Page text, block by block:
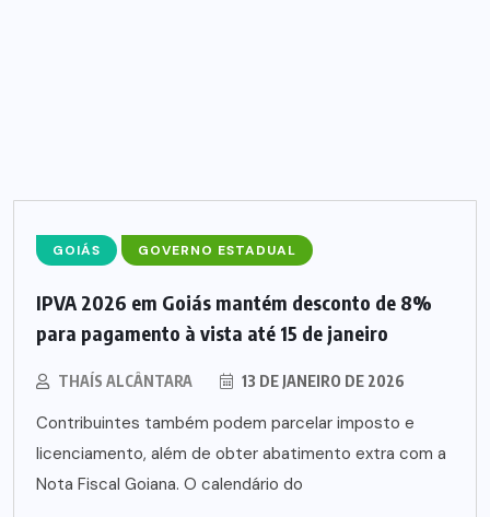
GOIÁS GOVERNO ESTADUAL
IPVA 2026 em Goiás mantém desconto de 8%
para pagamento à vista até 15 de janeiro
THAÍS ALCÂNTARA 13 DE JANEIRO DE 2026
Contribuintes também podem parcelar imposto e
licenciamento, além de obter abatimento extra com a
Nota Fiscal Goiana. O calendário do